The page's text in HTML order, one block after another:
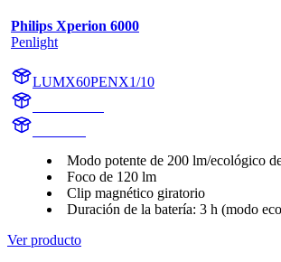
Philips Xperion 6000
Penlight
LUMX60PENX1/10
Modo potente de 200 lm/ecológico
Foco de 120 lm
Clip magnético giratorio
Duración de la batería: 3 h (modo
Ver producto